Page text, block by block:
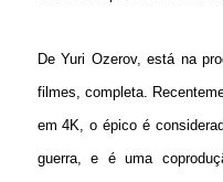
De Yuri Ozerov, está na
filmes, completa.
em 4K, o épico é
guerra, e é uma